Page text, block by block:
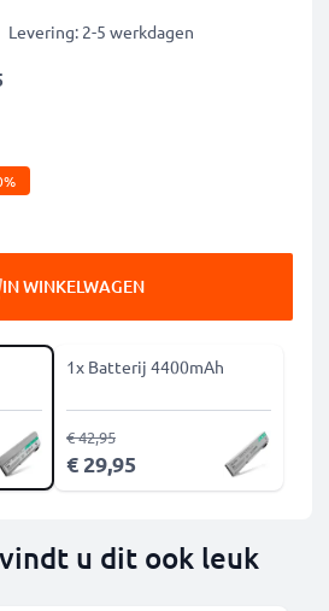
Levering: 2-5 werkdagen
IN WINKELWAGEN
1x Batterij 4400mAh
€ 29,95
€ 42,95
u dit ook leuk